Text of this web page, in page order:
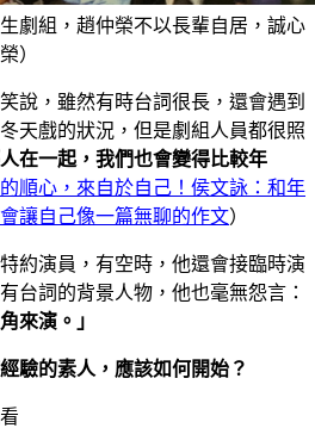
劇組，趙仲榮不以長輩自居，誠心
）
說，雖然有時台詞很長，還會遇到
天戲的狀況，但是劇組人員都很照
人在一起，我們也會變得比較年
順心，來自於自己！侯文詠：和年
讓自己像一篇無聊的作文）
約演員，有空時，他還會接臨時演
台詞的背景人物，他也毫無怨言：
來演。」
驗的素人，應該如何開始？